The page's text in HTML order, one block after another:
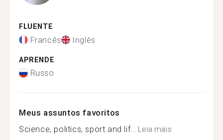
FLUENTE
Francês Inglês
APRENDE
Russo
Meus assuntos favoritos
Science, politics, sport and lif...Leia mais